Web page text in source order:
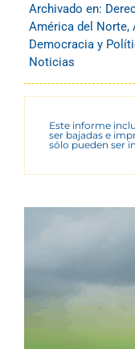
Archivado en:
América del Norte,
Democracia y
Noticias
Este informe
ser bajadas e
sólo pueden ser